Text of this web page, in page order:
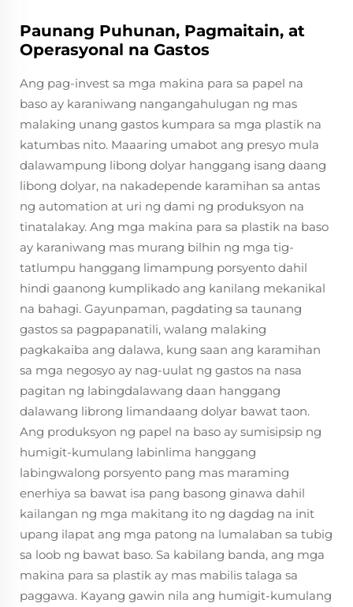
Paunang Puhunan, Pagmaitain, at
Operasyonal na Gastos
Ang pag-invest sa mga makina para sa papel na
baso ay karaniwang nangangahulugan ng mas
malaking unang gastos kumpara sa mga plastik na
katumbas nito. Maaaring umabot ang presyo mula
dalawampung libong dolyar hanggang isang daang
libong dolyar, na nakadepende karamihan sa antas
ng automation at uri ng dami ng produksyon na
tinatalakay. Ang mga makina para sa plastik na baso
ay karaniwang mas murang bilhin ng mga tig-
tatlumpu hanggang limampung porsyento dahil
hindi gaanong kumplikado ang kanilang mekanikal
na bahagi. Gayunpaman, pagdating sa taunang
gastos sa pagpapanatili, walang malaking
pagkakaiba ang dalawa, kung saan ang karamihan
sa mga negosyo ay nag-uulat ng gastos na nasa
pagitan ng labingdalawang daan hanggang
dalawang librong limandaang dolyar bawat taon.
Ang produksyon ng papel na baso ay sumisipsip ng
humigit-kumulang labinlima hanggang
labingwalong porsyento pang mas maraming
enerhiya sa bawat isa pang basong ginawa dahil
kailangan ng mga makitang ito ng dagdag na init
upang ilapat ang mga patong na lumalaban sa tubig
sa loob ng bawat baso. Sa kabilang banda, ang mga
makina para sa plastik ay mas mabilis talaga sa
paggawa. Kayang gawin nila ang humigit-kumulang